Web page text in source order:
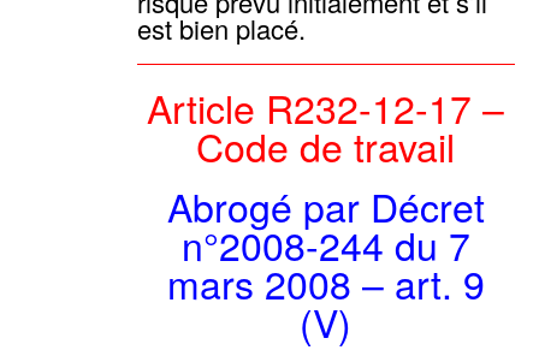
est bien placé.
Article R232-12-17 –
Code de travail
Abrogé par Décret
n°2008-244 du 7
mars 2008 – art. 9
(V)